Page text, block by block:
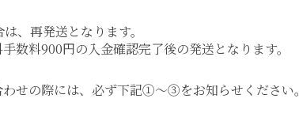
、再発送となります。
数料900円の入金確認完了後の発送となります。
せの際には、必ず下記①～③をお知らせください。